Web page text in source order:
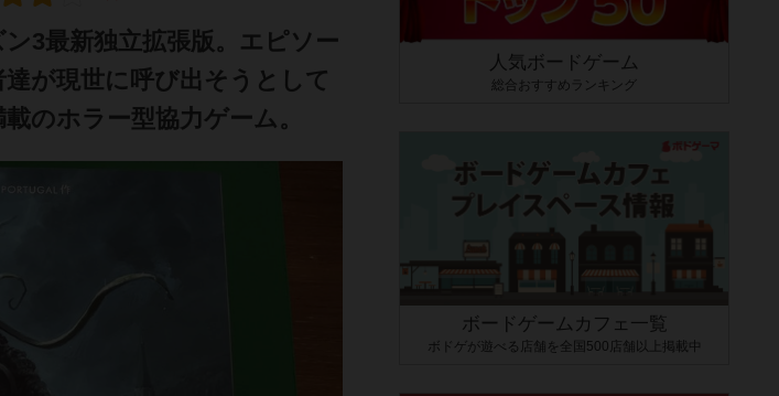
3最新独立拡張版。エピソー
が現世に呼び出そうとして
のホラー型協力ゲーム。
人気ボードゲーム
総合おすすめランキング
ボードゲームカフェ一覧
ボドゲが遊べる店舗を全国500店舗以上掲載中